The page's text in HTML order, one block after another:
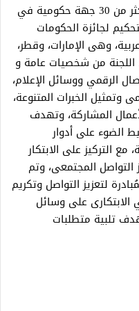
كان قد شارك في هذه المسابقة أكثر من 30 جهة حكومية في
لجائزة الحكومات
وهى الإمارات، وقطر،
اللجنة من شخصيات عامة و
الرقمي ووسائل الإعلام،
وتمثيل الخبرات المتنوعة،
المشاركة، وتهدف
الضوء على أدوار
التركيز على الابتكار
المجتمعى، وتم
لتعزيز التواصل وتكريم
الابتكارى على وسائل
تلبية متطلبات